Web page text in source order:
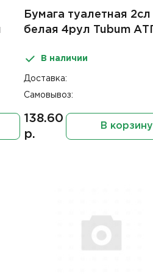
Бумага туалетная 2сл
белая 4рул Tubum
В наличии
Доставка:
Самовывоз:
138.60
р.
В корзину